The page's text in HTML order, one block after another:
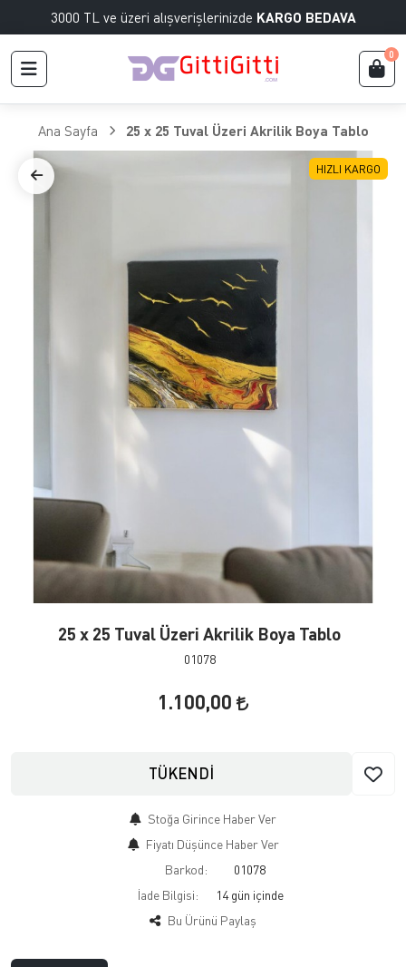
3000 TL ve üzeri alışverişlerinizde KARGO BEDAVA
0
Ana Sayfa 25 x 25 Tuval Üzeri Akrilik Boya Tablo
HIZLI KARGO
25 x 25 Tuval Üzeri Akrilik Boya Tablo
01078
1.100,00
TÜKENDİ
Stoğa Girince Haber Ver
Fiyatı Düşünce Haber Ver
Barkod:
01078
İade Bilgisi:
Bu Ürünü Paylaş